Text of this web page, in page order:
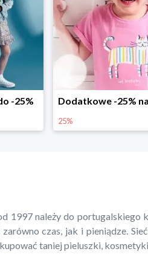
-25%
25%
1997 należy do portugalskiego
czas, jak i pieniądze.
taniej pieluszki,